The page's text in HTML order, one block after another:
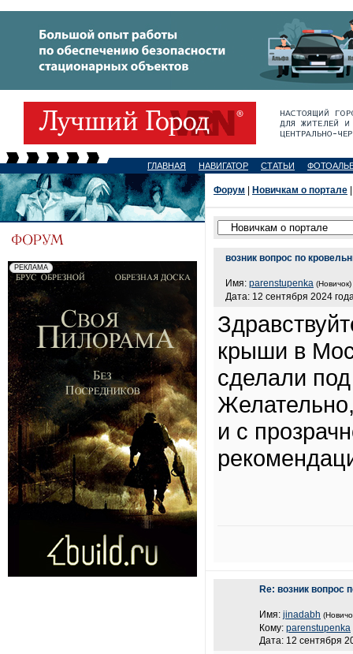
ГЛАВНАЯ НАВИГАТОР СТАТЬИ
Форум Новичкам о портале
возник вопрос по
Имя: parenstupenka (Новичок)
Дата: 12 сентября 2024
крыши в
сделали
и с
Re: возник вопрос
Имя: jinadabh
Кому: parenstupenka
Дата: 12 сентября